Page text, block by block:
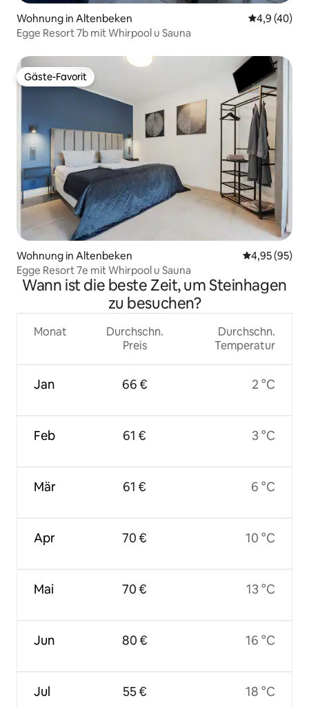
Wohnung in Altenbeken
4,9 (40)
Egge Resort 7b mit Whirpool u Sauna
Gäste-Favorit
Gäste-Favorit
Wohnung in Altenbeken
4,95 (95)
Egge Resort 7e mit Whirpool u Sauna
Wann ist die beste Zeit, um Steinhagen
zu besuchen?
Monat
Jan
Feb
Mär
Apr
Mai
Jun
Jul
Durchschn.
Preis
66 €
61 €
61 €
70 €
70 €
80 €
55 €
Durchschn.
Temperatur
2 °C
3 °C
6 °C
10 °C
13 °C
16 °C
18 °C